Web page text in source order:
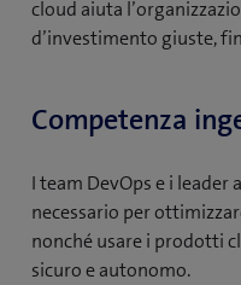
cloud aiuta
d’investimento giuste,
Competenza
I team DevOps e i
necessario per
nonché usare i prodotti
sicuro e autonomo.